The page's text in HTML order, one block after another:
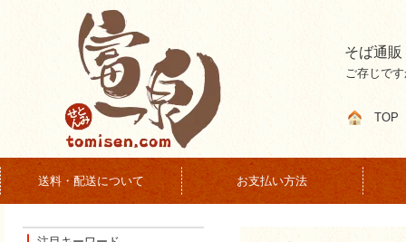
そば通
ご存じで
TOP
送料・配送について お支払い方法